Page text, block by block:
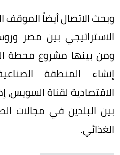
وبحث الاتصال أيضاً الموقف
الاستراتيجي بين مصر
ومن بينها مشروع محطة
إنشاء المنطقة
الاقتصادية لقناة السويس،
بين البلدين في مجالات
الغذائي.